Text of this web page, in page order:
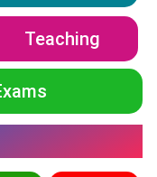
Teaching